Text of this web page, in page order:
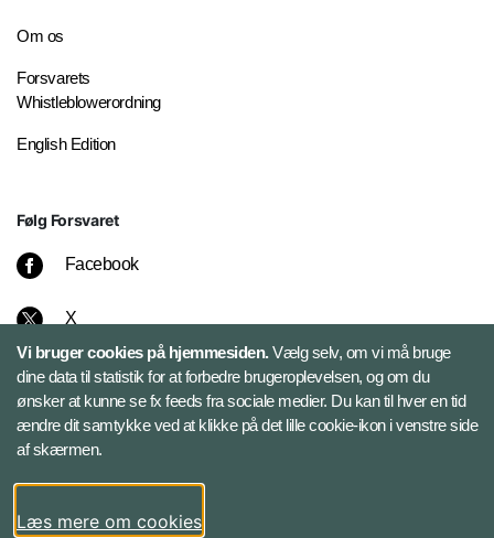
Om os
Forsvarets
Whistleblowerordning
English Edition
Følg Forsvaret
Facebook
X
Instagram
Bluesky
LinkedIn
Vi bruger cookies på hjemmesiden.Vælg selv, om vi må bruge
dine data til statistik for at forbedre brugeroplevelsen, og om du
ønsker at kunne se fx feeds fra sociale medier. Du kan til hver en tid
ændre dit samtykke ved at klikke på det lille cookie-ikon i venstre side
af skærmen.
Læs mere om cookies